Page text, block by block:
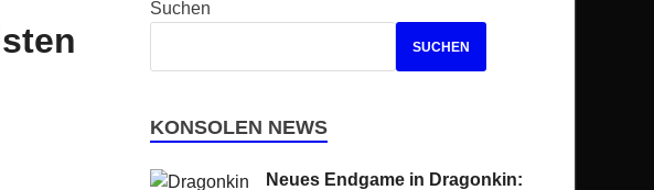
Suchen
SUCHEN
KONSOLEN NEWS
Neues Endgame in Dragonkin: